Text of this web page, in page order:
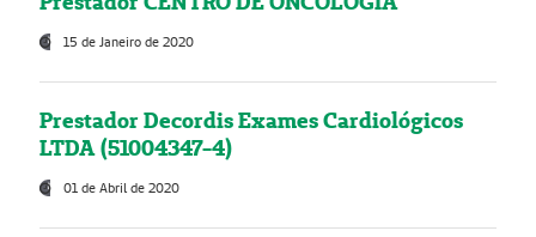
15 de Janeiro de 2020
Prestador Decordis Exames Cardiológicos
LTDA (51004347-4)
01 de Abril de 2020